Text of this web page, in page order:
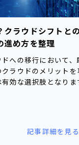
クラウドシフトと
進め方を整理
への移行において、
ラウドのメリットを
効な選択肢となりま
記事詳細を見る